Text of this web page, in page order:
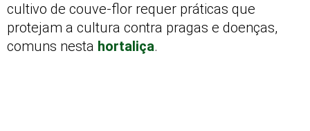
cultivo de couve-flor requer práticas que
protejam a cultura contra pragas e doenças,
comuns nesta hortaliça.